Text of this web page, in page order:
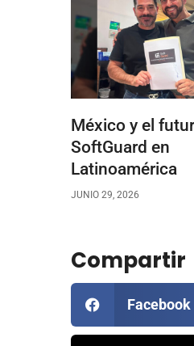
México y el
SoftGuard en
Latinoamérica
JUNIO 29, 2026
Compartir
Facebook